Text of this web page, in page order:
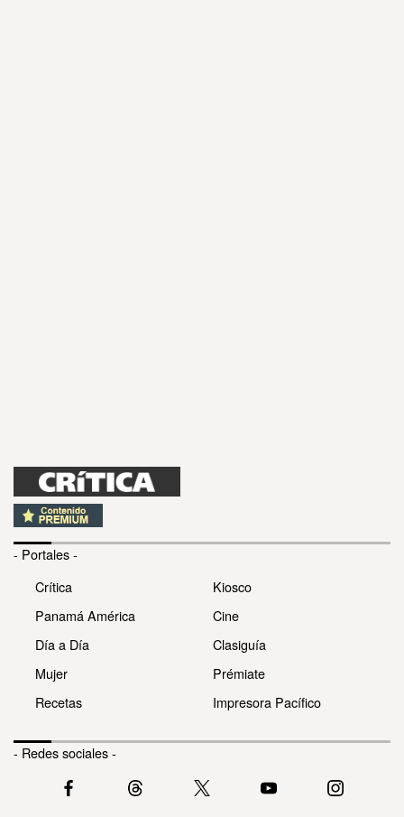
- Portales -
Crítica
Panamá América
Día a Día
Mujer
Recetas
Kiosco
Cine
Clasiguía
Prémiate
Impresora Pacífico
- Redes sociales -